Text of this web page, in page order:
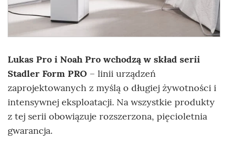
Lukas Pro i Noah Pro wchodzą w skład serii
Stadler Form PRO – linii urządzeń
zaprojektowanych z myślą o długiej żywotności i
intensywnej eksploatacji. Na wszystkie produkty
z tej serii obowiązuje rozszerzona, pięcioletnia
gwarancja.